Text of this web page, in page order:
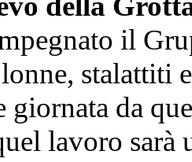
il
stalattiti
giornata da
lavoro